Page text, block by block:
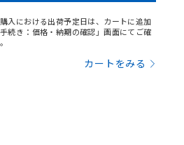
入における出荷予定日は、カートに追加
続き：価格・納期の確認」画面にてご確
カートをみる